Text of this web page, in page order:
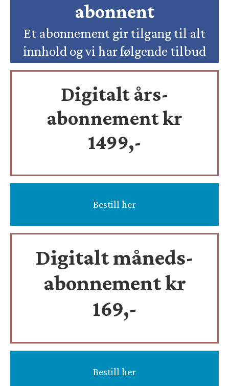
abonnent
Et abonnement gir tilgang til alt
innhold og vi har følgende tilbud
Digitalt års-
abonnement kr
1499,-
Bestill her
Digitalt måneds-
abonnement kr
169,-
Bestill her